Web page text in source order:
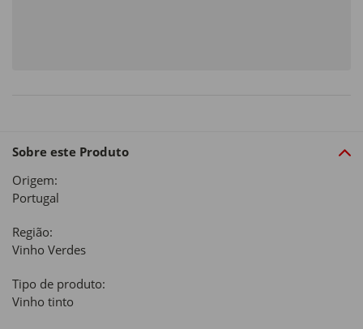
Sobre este Produto
Origem:
Portugal
Região:
Vinho Verdes
Tipo de produto:
Vinho tinto